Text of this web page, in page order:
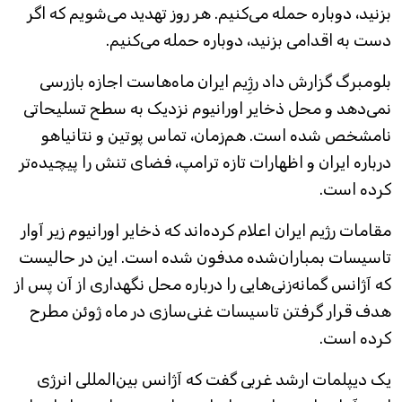
بزنید، دوباره حمله می‌کنیم. هر روز تهدید می‌شویم که اگر
دست به اقدامی بزنید، دوباره حمله می‌کنیم.
بلومبرگ گزارش داد رژِیم ایران ماه‌هاست اجازه بازرسی
نمی‌دهد و محل ذخایر اورانیوم نزدیک به سطح تسلیحاتی
نامشخص شده است. هم‌زمان، تماس پوتین و نتانیاهو
درباره ایران و اظهارات تازه ترامپ، فضای تنش را پیچیده‌تر
کرده است.
مقامات رژیم ایران اعلام کرده‌اند که ذخایر اورانیوم زیر آوار
تاسیسات بمباران‌شده مدفون شده است. این در حالیست
که آژانس گمانه‌زنی‌هایی را درباره محل نگهداری از آن پس از
هدف قرار گرفتن تاسیسات غنی‌سازی در ماه ژوئن مطرح
کرده است.
یک دیپلمات ارشد غربی گفت که آژانس بین‌المللی انرژی